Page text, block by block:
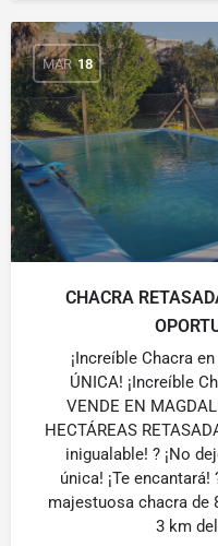
MAR 18
CHACRA
¡Increíble Chacra
ÚNICA! ¡Increíble
VENDE EN
HECTÁREAS
inigualable! ? ¡No
única! ¡Te
majestuosa chacra de
3 km